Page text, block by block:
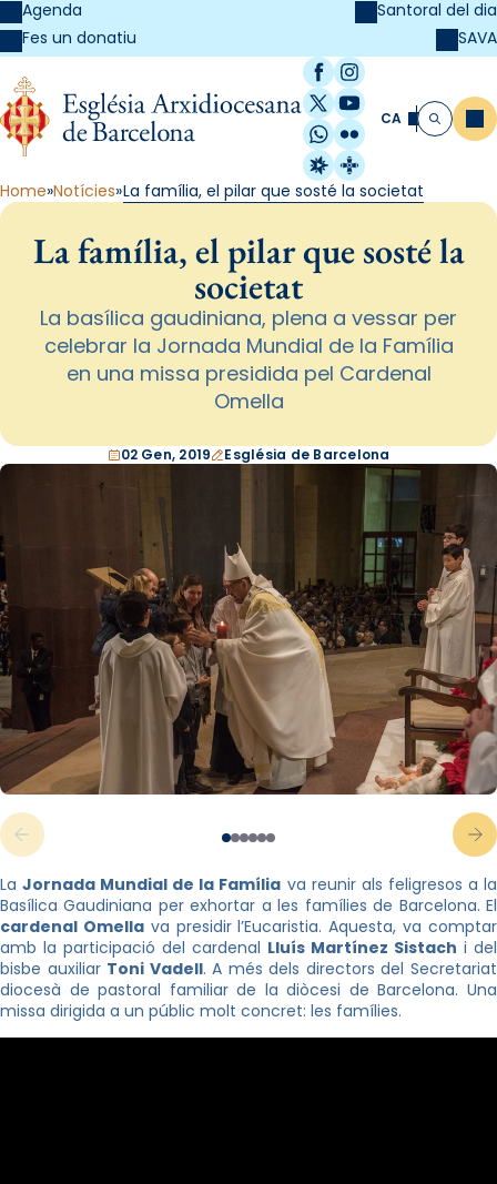
Agenda
Fes un donatiu
Santoral del dia
SAVA
Facebook
Instagram
X / Twitter
YouTube
WhatsApp
Flickr
Radio Estel
Catalunya
CA Cerca
Home Notícies La família, el pilar que sosté la societat
La família, el pilar que sosté la
societat
La basílica gaudiniana, plena a vessar per
celebrar la Jornada Mundial de la Família
en una missa presidida pel Cardenal
Omella
02 Gen, 2019 Església de Barcelona
LaJornada Mundial de la Família va reunir als feligresos a la
Basílica Gaudiniana per exhortar a les famílies de Barcelona. El
cardenal Omellava presidir l’Eucaristia. Aquesta, va comptar
amb la participació del cardenal Lluís Martínez Sistach i del
bisbe auxiliar Toni Vadell. A més dels directors del Secretariat
diocesà de pastoral familiar de la diòcesi de Barcelona. Una
missa dirigida a un públic molt concret: les famílies.